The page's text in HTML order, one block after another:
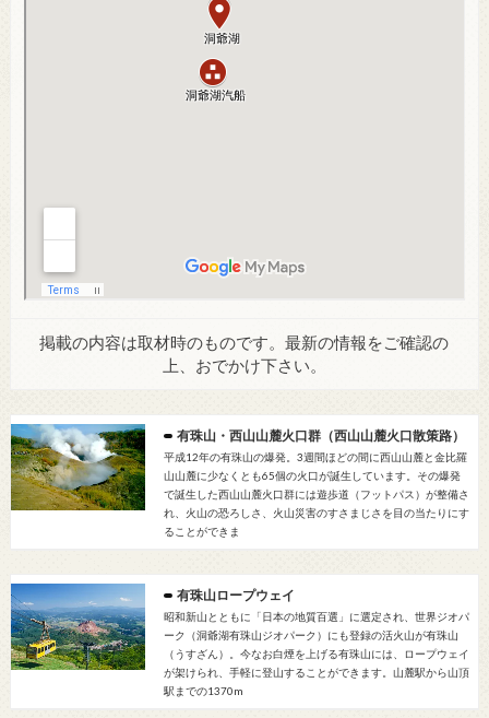
掲載の内容は取材時のものです。最新の情報をご確認の
上、おでかけ下さい。
有珠山・西山山麓火口群（西山山麓火口散策路）
平成12年の有珠山の爆発。3週間ほどの間に西山山麓と金比羅
山山麓に少なくとも65個の火口が誕生しています。その爆発
で誕生した西山山麓火口群には遊歩道（フットパス）が整備さ
れ、火山の恐ろしさ、火山災害のすさまじさを目の当たりにす
ることができま
有珠山ロープウェイ
昭和新山とともに「日本の地質百選」に選定され、世界ジオパ
ーク（洞爺湖有珠山ジオパーク）にも登録の活火山が有珠山
（うすざん）。今なお白煙を上げる有珠山には、ロープウェイ
が架けられ、手軽に登山することができます。山麓駅から山頂
駅までの1370m